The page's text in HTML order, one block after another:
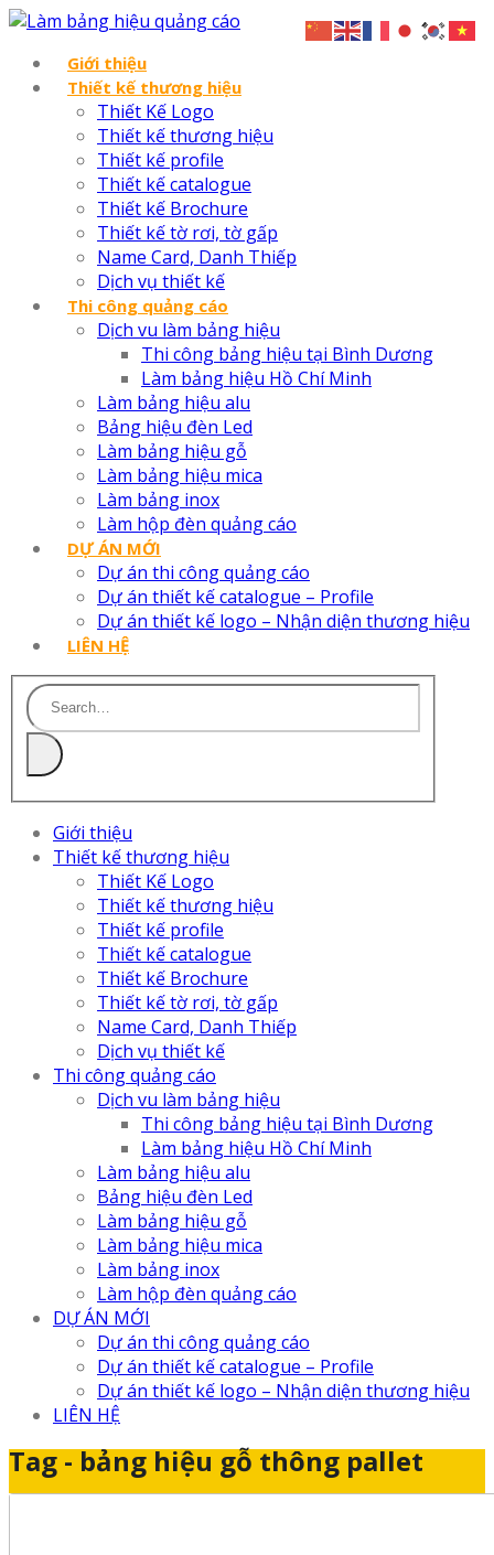
Giới thiệu
Thiết kế thương hiệu
Thiết Kế Logo
Thiết kế thương hiệu
Thiết kế profile
Thiết kế catalogue
Thiết kế Brochure
Thiết kế tờ rơi, tờ gấp
Name Card, Danh Thiếp
Dịch vụ thiết kế
Thi công quảng cáo
Dịch vu làm bảng hiệu
Thi công bảng hiệu tại Bình Dương
Làm bảng hiệu Hồ Chí Minh
Làm bảng hiệu alu
Bảng hiệu đèn Led
Làm bảng hiệu gỗ
Làm bảng hiệu mica
Làm bảng inox
Làm hộp đèn quảng cáo
DỰ ÁN MỚI
Dự án thi công quảng cáo
Dự án thiết kế catalogue – Profile
Dự án thiết kế logo – Nhận diện thương hiệu
LIÊN HỆ
Giới thiệu
Thiết kế thương hiệu
Thiết Kế Logo
Thiết kế thương hiệu
Thiết kế profile
Thiết kế catalogue
Thiết kế Brochure
Thiết kế tờ rơi, tờ gấp
Name Card, Danh Thiếp
Dịch vụ thiết kế
Thi công quảng cáo
Dịch vu làm bảng hiệu
Thi công bảng hiệu tại Bình Dương
Làm bảng hiệu Hồ Chí Minh
Làm bảng hiệu alu
Bảng hiệu đèn Led
Làm bảng hiệu gỗ
Làm bảng hiệu mica
Làm bảng inox
Làm hộp đèn quảng cáo
DỰ ÁN MỚI
Dự án thi công quảng cáo
Dự án thiết kế catalogue – Profile
Dự án thiết kế logo – Nhận diện thương hiệu
LIÊN HỆ
Tag - bảng hiệu gỗ thông pallet